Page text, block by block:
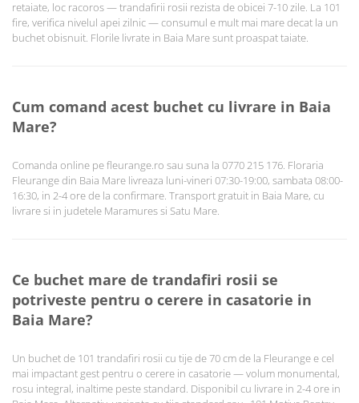
retaiate, loc racoros — trandafirii rosii rezista de obicei 7-10 zile. La 101
fire, verifica nivelul apei zilnic — consumul e mult mai mare decat la un
buchet obisnuit. Florile livrate in Baia Mare sunt proaspat taiate.
Cum comand acest buchet cu livrare in Baia
Mare?
Comanda online pe fleurange.ro sau suna la 0770 215 176. Floraria
Fleurange din Baia Mare livreaza luni-vineri 07:30-19:00, sambata 08:00-
16:30, in 2-4 ore de la confirmare. Transport gratuit in Baia Mare, cu
livrare si in judetele Maramures si Satu Mare.
Ce buchet mare de trandafiri rosii se
potriveste pentru o cerere in casatorie in
Baia Mare?
Un buchet de 101 trandafiri rosii cu tije de 70 cm de la Fleurange e cel
mai impactant gest pentru o cerere in casatorie — volum monumental,
rosu integral, inaltime peste standard. Disponibil cu livrare in 2-4 ore in